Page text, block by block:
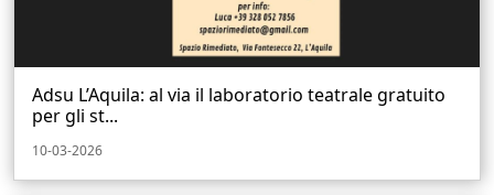
Adsu L’Aquila: al via il laboratorio teatrale gratuito
per gli st...
10-03-2026